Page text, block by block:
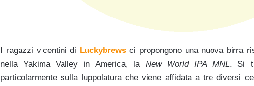
I ragazzi vicentini di Luckybrews ci propongono una nuova birra
nella Yakima Valley in America, la New World IPA MNL. Si
particolarmente sulla luppolatura che viene affidata a tre diversi